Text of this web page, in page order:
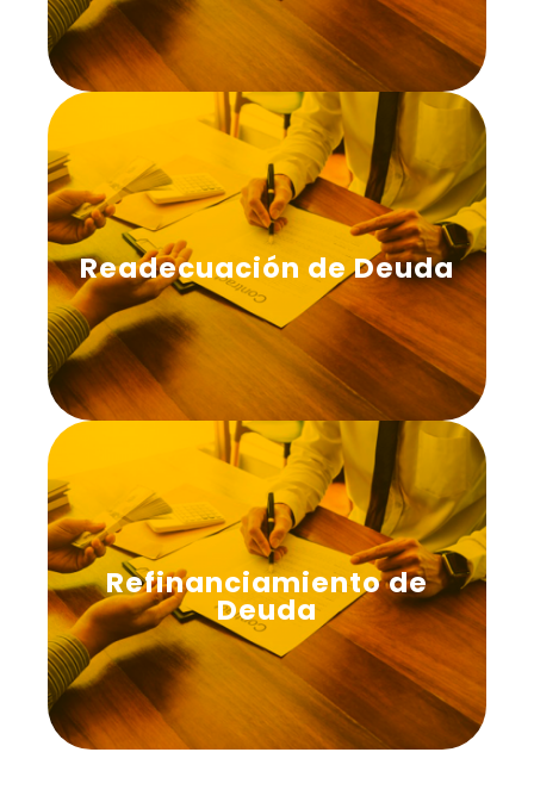
Readecuación de Deuda
Refinanciamiento de
Deuda